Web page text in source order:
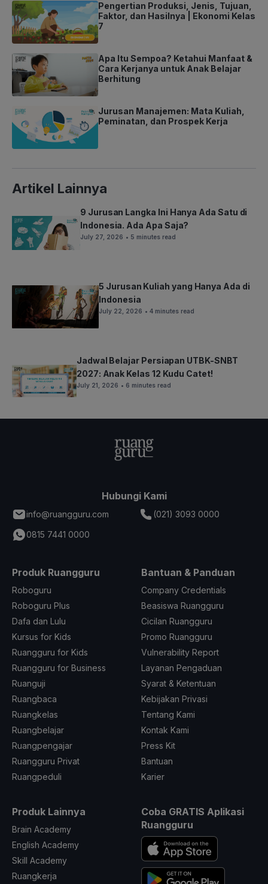
Pengertian Produksi, Jenis, Tujuan,
Faktor, dan Hasilnya | Ekonomi Kelas
7
Apa Itu Sempoa? Ketahui Manfaat &
Cara Kerjanya untuk Anak Belajar
Berhitung
Jurusan Manajemen: Mata Kuliah,
Peminatan, dan Prospek Kerja
Artikel Lainnya
9 Jurusan Langka Ini Hanya Ada Satu di
Indonesia. Ada Apa Saja?
July 27, 2026 • 5 minutes read
5 Jurusan Kuliah yang Hanya Ada di
Indonesia
July 22, 2026 • 4 minutes read
Jadwal Belajar Persiapan UTBK-SNBT
2027: Anak Kelas 12 Kudu Catet!
July 21, 2026 • 6 minutes read
Hubungi Kami
info@ruangguru.com
(021) 3093 0000
0815 7441 0000
Produk Ruangguru
Roboguru
Roboguru Plus
Dafa dan Lulu
Kursus for Kids
Ruangguru for Kids
Ruangguru for Business
Ruanguji
Ruangbaca
Ruangkelas
Ruangbelajar
Ruangpengajar
Ruangguru Privat
Ruangpeduli
Bantuan & Panduan
Company Credentials
Beasiswa Ruangguru
Cicilan Ruangguru
Promo Ruangguru
Vulnerability Report
Layanan Pengaduan
Syarat & Ketentuan
Kebijakan Privasi
Tentang Kami
Kontak Kami
Press Kit
Bantuan
Karier
Produk Lainnya
Brain Academy
English Academy
Skill Academy
Ruangkerja
Coba GRATIS Aplikasi
Ruangguru